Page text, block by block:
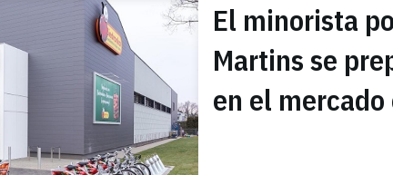
El minorista
Martins se
en el